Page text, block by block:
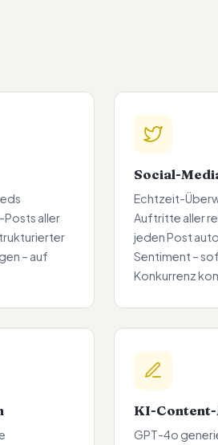
aller
– auf
Social-
Echtzeit-
Auftritte aller
jeden Post
Sentiment –
Konkurrenz
KI-
GPT-4o